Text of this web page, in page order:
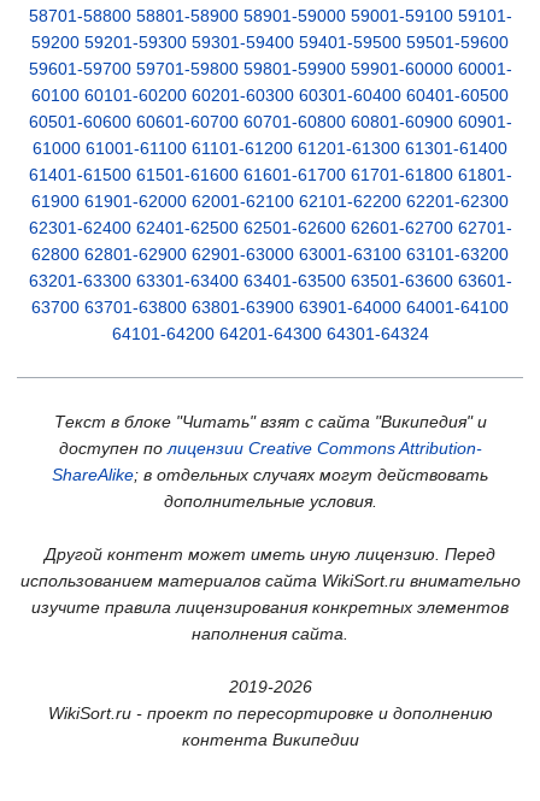
58701-58800 58801-58900 58901-59000 59001-59100 59101-
59200 59201-59300 59301-59400 59401-59500 59501-59600
59601-59700 59701-59800 59801-59900 59901-60000 60001-
60100 60101-60200 60201-60300 60301-60400 60401-60500
60501-60600 60601-60700 60701-60800 60801-60900 60901-
61000 61001-61100 61101-61200 61201-61300 61301-61400
61401-61500 61501-61600 61601-61700 61701-61800 61801-
61900 61901-62000 62001-62100 62101-62200 62201-62300
62301-62400 62401-62500 62501-62600 62601-62700 62701-
62800 62801-62900 62901-63000 63001-63100 63101-63200
63201-63300 63301-63400 63401-63500 63501-63600 63601-
63700 63701-63800 63801-63900 63901-64000 64001-64100
64101-64200 64201-64300 64301-64324
Текст в блоке "Читать" взят с сайта "Википедия" и
доступен по лицензии Creative Commons Attribution-
ShareAlike; в отдельных случаях могут действовать
дополнительные условия.
Другой контент может иметь иную лицензию. Перед
использованием материалов сайта WikiSort.ru внимательно
изучите правила лицензирования конкретных элементов
наполнения сайта.
2019-2026
WikiSort.ru - проект по пересортировке и дополнению
контента Википедии